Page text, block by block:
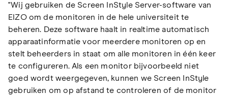
"Wij gebruiken de Screen InStyle Server-software van
EIZO om de monitoren in de hele universiteit te
beheren. Deze software haalt in realtime automatisch
apparaatinformatie voor meerdere monitoren op en
stelt beheerders in staat om alle monitoren in één keer
te configureren. Als een monitor bijvoorbeeld niet
goed wordt weergegeven, kunnen we Screen InStyle
gebruiken om op afstand te controleren of de monitor